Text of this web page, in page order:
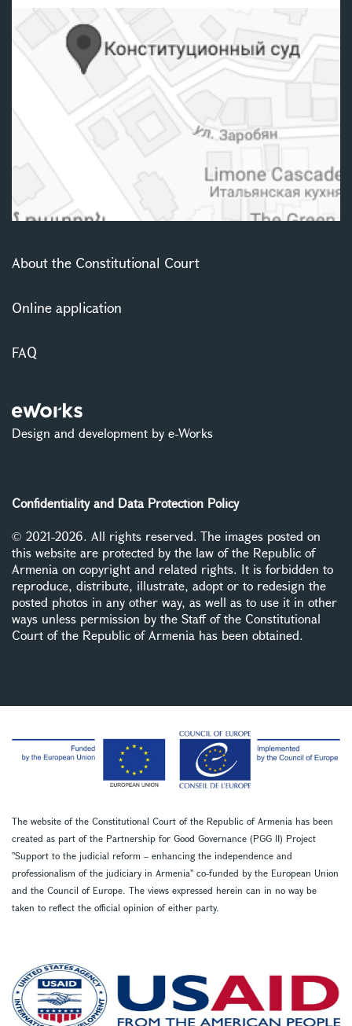
About the Constitutional Court
Online application
FAQ
Design and development by e-Works
Confidentiality and Data Protection Policy
© 2021-2026. All rights reserved. The images posted on
this website are protected by the law of the Republic of
Armenia on copyright and related rights. It is forbidden to
reproduce, distribute, illustrate, adopt or to redesign the
posted photos in any other way, as well as to use it in other
ways unless permission by the Staff of the Constitutional
Court of the Republic of Armenia has been obtained.
The website of the Constitutional Court of the Republic of Armenia has been
created as part of the Partnership for Good Governance (PGG II) Project
''Support to the judicial reform – enhancing the independence and
professionalism of the judiciary in Armenia'' co-funded by the European Union
and the Council of Europe. The views expressed herein can in no way be
taken to reflect the official opinion of either party.